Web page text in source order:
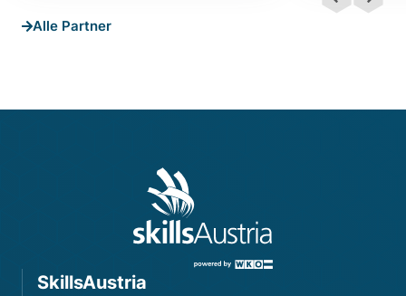
Alle Partner
SkillsAustria